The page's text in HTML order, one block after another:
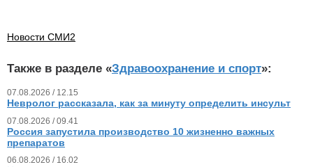
Новости СМИ2
Также в разделе «Здравоохранение и спорт»:
07.08.2026 / 12.15
Невролог рассказала, как за минуту определить инсульт
07.08.2026 / 09.41
Россия запустила производство 10 жизненно важных
препаратов
06.08.2026 / 16.02